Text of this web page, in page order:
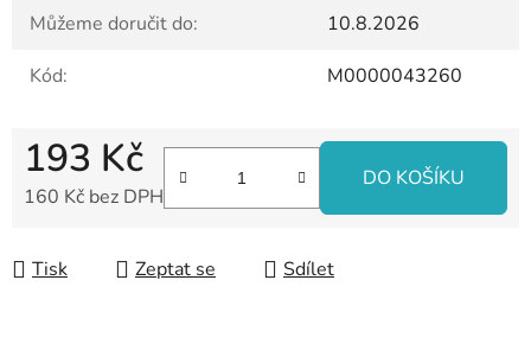
Můžeme doručit do:
10.8.2026
Kód:
M0000043260
193 Kč
160 Kč bez DPH
DO KOŠÍKU
Tisk Zeptat se Sdílet